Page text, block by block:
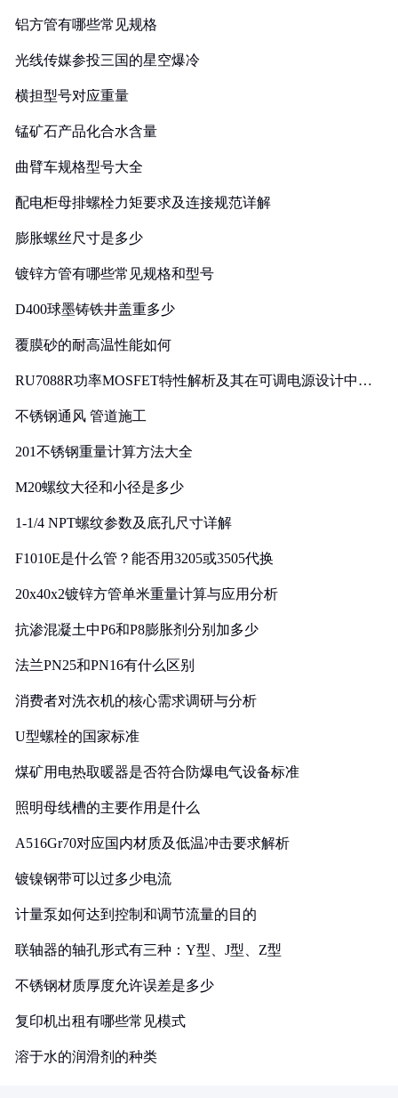
铝方管有哪些常见规格
光线传媒参投三国的星空爆冷
横担型号对应重量
锰矿石产品化合水含量
曲臂车规格型号大全
配电柜母排螺栓力矩要求及连接规范详解
膨胀螺丝尺寸是多少
镀锌方管有哪些常见规格和型号
D400球墨铸铁井盖重多少
覆膜砂的耐高温性能如何
RU7088R功率MOSFET特性解析及其在可调电源设计中的
不锈钢通风 管道施工
201不锈钢重量计算方法大全
M20螺纹大径和小径是多少
1-1/4 NPT螺纹参数及底孔尺寸详解
F1010E是什么管？能否用3205或3505代换
20x40x2镀锌方管单米重量计算与应用分析
抗渗混凝土中P6和P8膨胀剂分别加多少
法兰PN25和PN16有什么区别
消费者对洗衣机的核心需求调研与分析
U型螺栓的国家标准
煤矿用电热取暖器是否符合防爆电气设备标准
照明母线槽的主要作用是什么
A516Gr70对应国内材质及低温冲击要求解析
镀镍钢带可以过多少电流
计量泵如何达到控制和调节流量的目的
联轴器的轴孔形式有三种：Y型、J型、Z型
不锈钢材质厚度允许误差是多少
复印机出租有哪些常见模式
溶于水的润滑剂的种类